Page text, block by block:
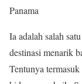
Panama
Ia adalah salah
destinasi menarik
Tentunya